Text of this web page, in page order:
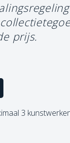
prijs.
3